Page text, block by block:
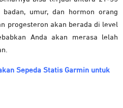
umur, dan hormon orang
progesteron akan berada di level
Anda akan merasa lelah
Sepeda Statis Garmin untuk